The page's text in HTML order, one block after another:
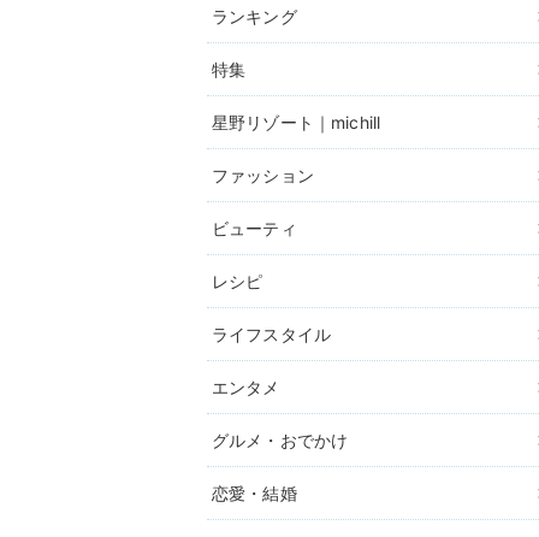
ランキング
特集
星野リゾート｜michill
ファッション
ビューティ
レシピ
ライフスタイル
エンタメ
グルメ・おでかけ
恋愛・結婚